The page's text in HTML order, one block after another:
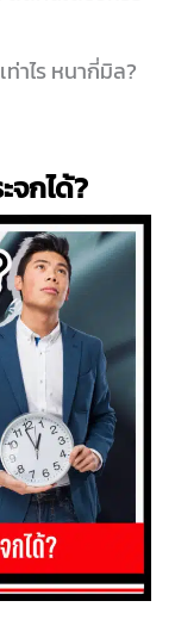
าไร หนากี่มิล?
กได้?